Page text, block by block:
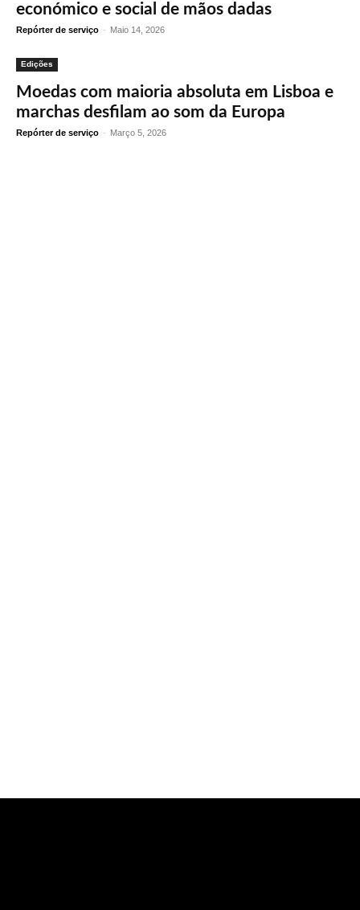
económico e social de mãos dadas
Repórter de serviço - Maio 14, 2026
Edições
Moedas com maioria absoluta em Lisboa e
marchas desfilam ao som da Europa
Repórter de serviço - Março 5, 2026